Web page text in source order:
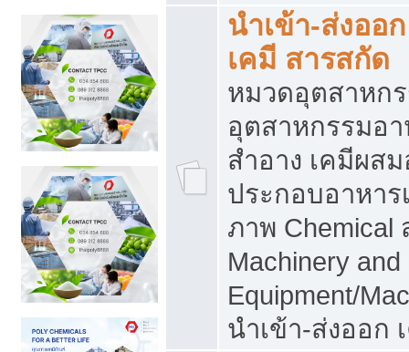
นำเข้า-ส่งออ
เคมี สารสกัด
หมวดอุตสาหก
อุตสาหกรรมอา
สำอาง เคมีผส
ประกอบอาหาร
ภาพ Chemical
Machinery
Equipment/
นำเข้า-ส่งออก